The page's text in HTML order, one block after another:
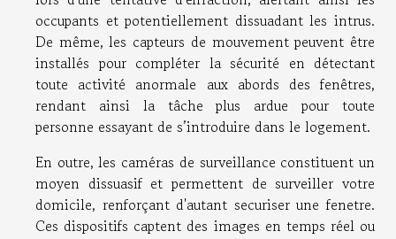
occupants et potentiellement dissuadant les intrus.
De même, les capteurs de mouvement peuvent être
installés pour compléter la sécurité en détectant
toute activité anormale aux abords des fenêtres,
rendant ainsi la tâche plus ardue pour toute
personne essayant de s’introduire dans le logement.
En outre, les caméras de surveillance constituent un
moyen dissuasif et permettent de surveiller votre
domicile, renforçant d'autant securiser une fenetre.
Ces dispositifs captent des images en temps réel ou